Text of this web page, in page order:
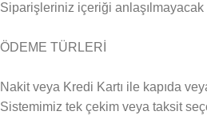
Siparişleriniz içeriği
ÖDEME TÜRLERİ
Nakit veya Kredi Kartı ile kapıda
Sistemimiz tek çekim veya taksit